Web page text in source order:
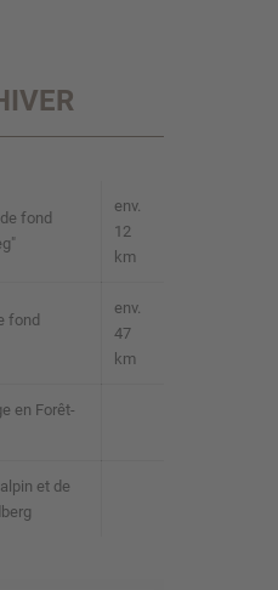
fond
env.
12
km
fond
env.
47
km
en Forêt-
et de